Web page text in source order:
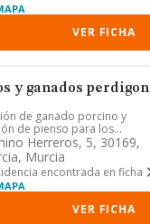
VER FICHA
y ganados perdigon
de ganado porcino y
de pienso para los
Herreros, 5, 30169,
Murcia
encontrada en ficha
VER FICHA